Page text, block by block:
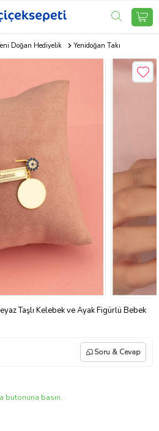
Doğan Hediyelik Yenidoğan Takı
Taşlı Kelebek ve Ayak Figürlü Bebek
Soru & Cevap
butonuna basın.